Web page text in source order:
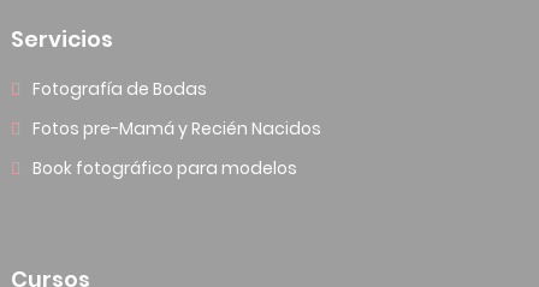
Servicios
Fotografía de Bodas
Fotos pre-Mamá y Recién Nacidos
Book fotográfico para modelos
Cursos